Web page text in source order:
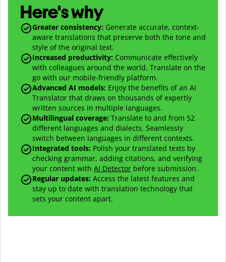
Here's why
Greater consistency: Generate accurate, context-
aware translations that preserve both the tone and
style of the original text.
Increased productivity: Communicate effectively
with colleagues around the world. Translate on the
go with our mobile-friendly platform.
Advanced AI models: Enjoy the benefits of an AI
Translator that draws on thousands of expertly
written sources in multiple languages.
Multilingual coverage: Translate to and from 52
different languages and dialects. Seamlessly
switch between languages in different contexts.
Integrated tools: Polish your translated texts by
checking grammar, adding citations, and verifying
your content with AI Detector before submission.
Regular updates: Access the latest features and
stay up to date with translation technology that
sets your content apart.